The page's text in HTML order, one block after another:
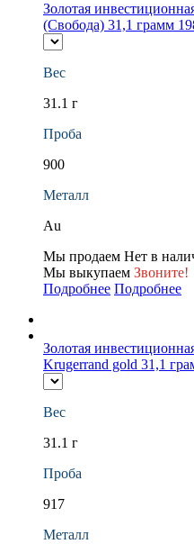
Золотая
(Свобода) 31,1 грамм
Вес
31.1 г
Проба
900
Металл
Au
Мы продаем Нет в
Мы выкупаем Звоните!
Подробнее Подробнее
Золотая
Krugerrand gold 31,1
Вес
31.1 г
Проба
917
Металл